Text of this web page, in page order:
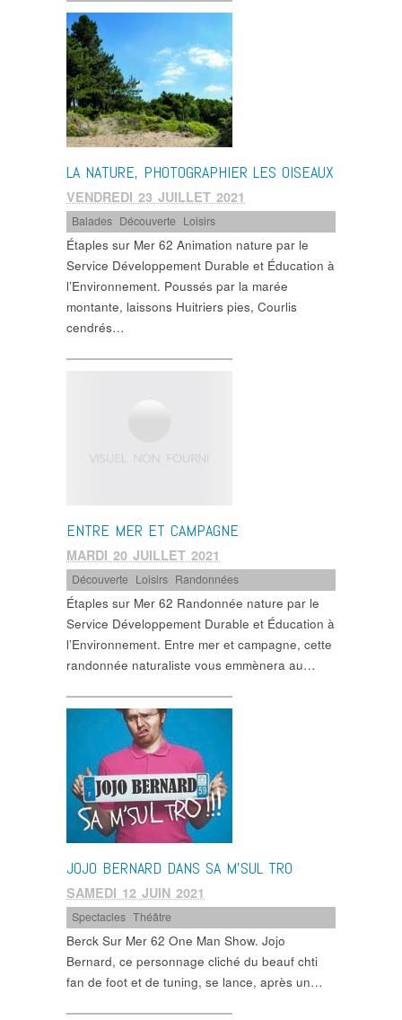
LA NATURE, PHOTOGRAPHIER LES OISEAUX
VENDREDI 23 JUILLET 2021
Balades Découverte Loisirs
Étaples sur Mer 62 Animation nature par le
Service Développement Durable et Éducation à
l’Environnement. Poussés par la marée
montante, laissons Huitriers pies, Courlis
cendrés…
ENTRE MER ET CAMPAGNE
MARDI 20 JUILLET 2021
Découverte Loisirs Randonnées
Étaples sur Mer 62 Randonnée nature par le
Service Développement Durable et Éducation à
l’Environnement. Entre mer et campagne, cette
randonnée naturaliste vous emmènera au…
JOJO BERNARD DANS SA M’SUL TRO
SAMEDI 12 JUIN 2021
Spectacles ,Théâtre
Berck Sur Mer 62 One Man Show. Jojo
Bernard, ce personnage cliché du beauf chti
fan de foot et de tuning, se lance, après un…